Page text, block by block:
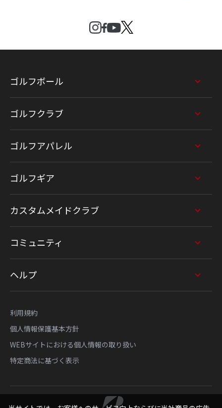
ゴルフボール
ゴルフクラブ
ゴルフアパレル
ゴルフギア
カスタムメイドクラブ
コミュニティ
ヘルプ
利用規約
個人情報保護基本方針
WEBサイトにおける個人情報の取り扱い
特定商法に基づく表示